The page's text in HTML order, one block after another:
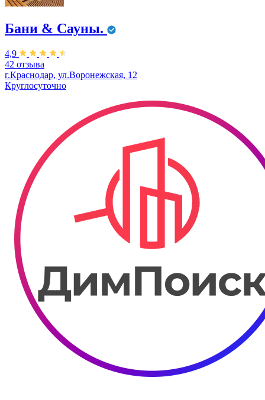
Бани & Сауны.
4,9
42 отзыва
г.Краснодар, ул.Воронежская, 12
Круглосуточно